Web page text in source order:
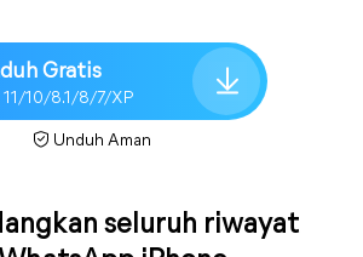
Gratis
11/10/8.1/8/7/XP
Unduh Aman
seluruh riwayat